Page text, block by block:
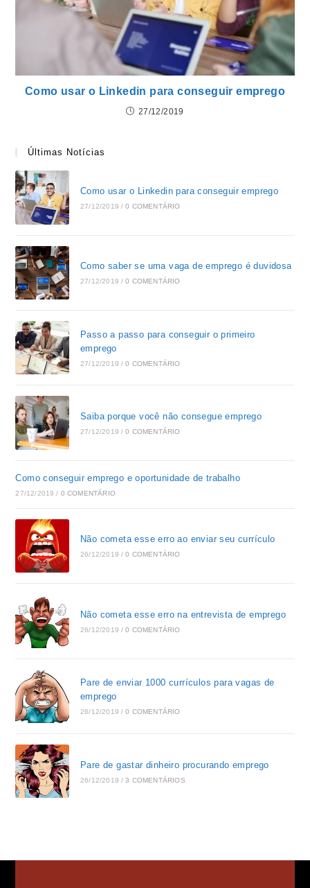
Como usar o Linkedin para conseguir emprego
27/12/2019
Últimas Notícias
Como usar o Linkedin para conseguir emprego
27/12/2019 / 0 COMENTÁRIO
Como saber se uma vaga de emprego é duvidosa
27/12/2019 / 0 COMENTÁRIO
Passo a passo para conseguir o primeiro
emprego
27/12/2019 / 0 COMENTÁRIO
Saiba porque você não consegue emprego
27/12/2019 / 0 COMENTÁRIO
Como conseguir emprego e oportunidade de trabalho
27/12/2019 / 0 COMENTÁRIO
Não cometa esse erro ao enviar seu currículo
26/12/2019 / 0 COMENTÁRIO
Não cometa esse erro na entrevista de emprego
26/12/2019 / 0 COMENTÁRIO
Pare de enviar 1000 currículos para vagas de
emprego
26/12/2019 / 0 COMENTÁRIO
Pare de gastar dinheiro procurando emprego
26/12/2019 / 3 COMENTÁRIOS